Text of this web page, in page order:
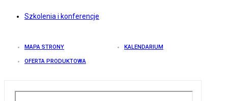
Szkolenia i konferencje
MAPA STRONY KALENDARIUM
OFERTA PRODUKTOWA